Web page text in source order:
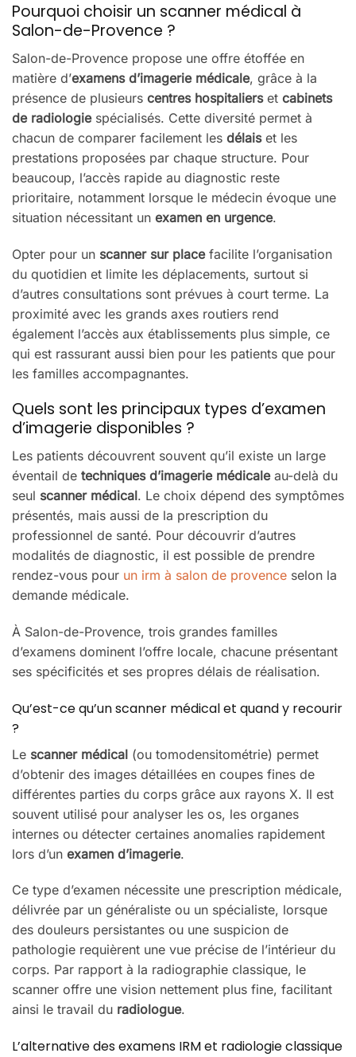
Pourquoi choisir un scanner médical à
Salon-de-Provence ?
Salon-de-Provence propose une offre étoffée en
matière d’examens d’imagerie médicale, grâce à la
présence de plusieurs centres hospitalierset cabinets
de radiologiespécialisés. Cette diversité permet à
chacun de comparer facilement les délaiset les
prestations proposées par chaque structure. Pour
beaucoup, l’accès rapide au diagnostic reste
prioritaire, notamment lorsque le médecin évoque une
situation nécessitant un examen en urgence.
Opter pour un scanner sur placefacilite l’organisation
du quotidien et limite les déplacements, surtout si
d’autres consultations sont prévues à court terme. La
proximité avec les grands axes routiers rend
également l’accès aux établissements plus simple, ce
qui est rassurant aussi bien pour les patients que pour
les familles accompagnantes.
Quels sont les principaux types d’examen
d’imagerie disponibles ?
Les patients découvrent souvent qu’il existe un large
éventail de techniques d’imagerie médicaleau-delà du
seul scanner médical. Le choix dépend des symptômes
présentés, mais aussi de la prescription du
professionnel de santé. Pour découvrir d’autres
modalités de diagnostic, il est possible de prendre
rendez-vous pour un irm à salon de provence selon la
demande médicale.
À Salon-de-Provence, trois grandes familles
d’examens dominent l’offre locale, chacune présentant
ses spécificités et ses propres délais de réalisation.
Qu’est-ce qu’un scanner médical et quand y recourir
?
Le scanner médical (ou tomodensitométrie) permet
d’obtenir des images détaillées en coupes fines de
différentes parties du corps grâce aux rayons X. Il est
souvent utilisé pour analyser les os, les organes
internes ou détecter certaines anomalies rapidement
lors d’un examen d’imagerie.
Ce type d’examen nécessite une prescription médicale,
délivrée par un généraliste ou un spécialiste, lorsque
des douleurs persistantes ou une suspicion de
pathologie requièrent une vue précise de l’intérieur du
corps. Par rapport à la radiographie classique, le
scanner offre une vision nettement plus fine, facilitant
ainsi le travail du radiologue.
L’alternative des examens IRM et radiologie classique